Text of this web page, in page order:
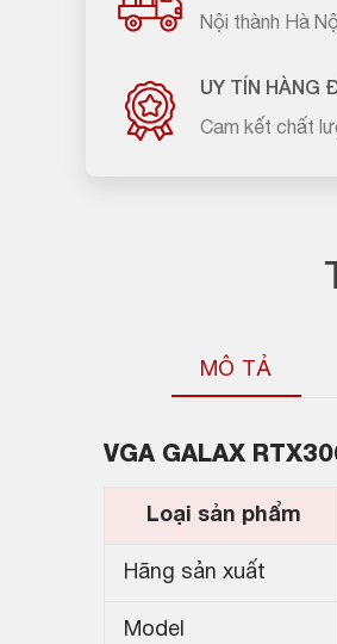
Nội thành Hà
UY TÍN HÀNG
Cam kết chất
MÔ TẢ
VGA GALAX
Loại sản phẩm
Hãng sản xuất
Model